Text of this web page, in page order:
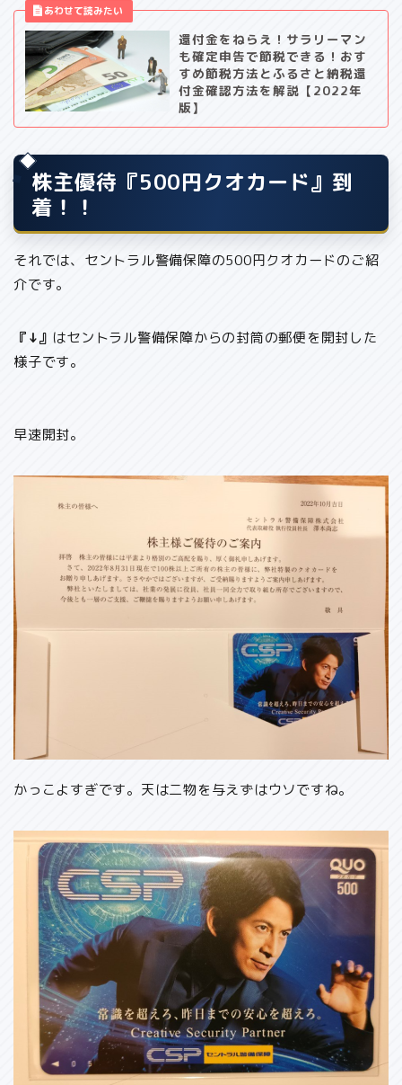
還付金をねらえ！サラリーマン
も確定申告で節税できる！おす
すめ節税方法とふるさと納税還
付金確認方法を解説【2022年
版】
株主優待『500円クオカード』到
着！！
それでは、セントラル警備保障の500円クオカードのご紹
介です。
『↓』 はセントラル警備保障からの封筒の郵便を開封した
様子です。
早速開封。
かっこよすぎです。天は二物を与えずはウソですね。